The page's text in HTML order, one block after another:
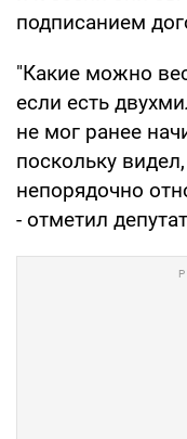
подписанием
"Какие можно
если есть
не мог ранее
поскольку
непорядочно
- отметил